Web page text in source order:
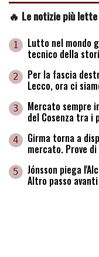
🔥 Le notizie più lette
1 Lutto nel mondo
tecnico della
2 Per la fascia
Lecco, ora ci
3 Mercato sempre
del Cosenza tra
4 Girma torna a
mercato. Prove
5 Jónsson piega
Altro passo